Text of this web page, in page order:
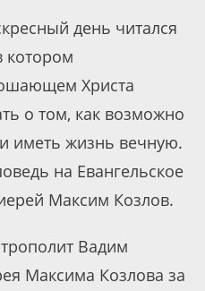
день читался
котором
Христа
о том, как возможно
иметь жизнь вечную.
на Евангельское
Максим Козлов.
Вадим
Максима Козлова за